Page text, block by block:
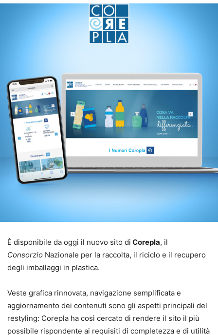
È disponibile da oggi il nuovo sito di Corepla, il
Consorzio Nazionale per la raccolta, il riciclo e il recupero
degli imballaggi in plastica.
Veste grafica rinnovata, navigazione semplificata e
aggiornamento dei contenuti sono gli aspetti principali del
restyling: Corepla ha così cercato di rendere il sito il più
possibile rispondente ai requisiti di completezza e di utilità